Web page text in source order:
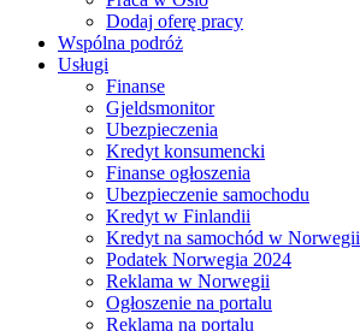
Dodaj oferę pracy
Wspólna podróż
Usługi
Finanse
Gjeldsmonitor
Ubezpieczenia
Kredyt konsumencki
Finanse ogłoszenia
Ubezpieczenie samochodu
Kredyt w Finlandii
Kredyt na samochód w Norwegii
Podatek Norwegia 2024
Reklama w Norwegii
Ogłoszenie na portalu
Reklama na portalu